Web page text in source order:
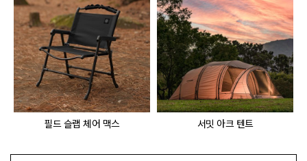
필드 슬랩 체어 맥스 서밋 아크 텐트